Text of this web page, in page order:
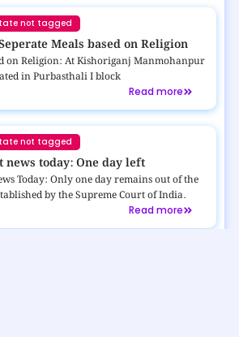
not tagged
Meals based on Religion
on Religion: At Kishoriganj Manmohanpur
in Purbasthali I block
Read more
not tagged
news today: One day left
Today: Only one day remains out of the
by the Supreme Court of India.
Read more